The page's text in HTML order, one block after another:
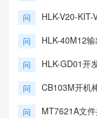
问 HLK-V20-KIT-
问 HLK-40M12输
问 HLK-GD01开
问 CB103M开机
问 MT7621A文